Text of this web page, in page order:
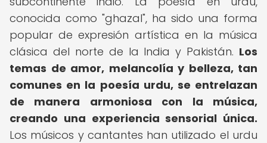
conocida como "ghazal", ha sido una forma
popular de expresión artística en la música
clásica del norte de la India y Pakistán. Los
temas de amor, melancolía y belleza, tan
comunes en la poesía urdu, se entrelazan
de manera armoniosa con la música,
creando una experiencia sensorial única.
Los músicos y cantantes han utilizado el urdu